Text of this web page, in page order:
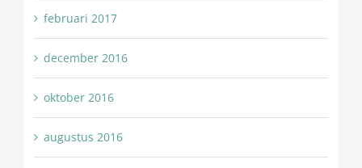
februari 2017
december 2016
oktober 2016
augustus 2016